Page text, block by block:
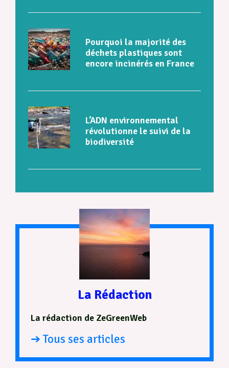
Pourquoi la majorité des
déchets plastiques sont
encore incinérés en France
L’ADN environnemental
révolutionne le suivi de la
biodiversité
La Rédaction
La rédaction de ZeGreenWeb
➔ Tous ses articles